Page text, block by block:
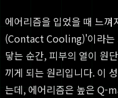
에어리즘을 입었을 때 느
(Contact Cooling)'이라는
닿는 순간, 피부의 열이 원
끼게 되는 원리입니다. 이
는데, 에어리즘은 높은 Q-